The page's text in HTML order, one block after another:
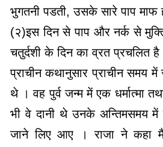
भुगतनी पडती, उसके सारे पाप माफ
(२)इस दिन से पाप और नर्क से
चतुर्दशी के दिन का व्रत प्रचलित
प्राचीन कथानुसार प्राचीन समय में
थे । वह पुर्व जन्म में एक धर्मात्मा
भी वे दानी थे उनके अन्तिमसमय
जाने लिए आए । राजा ने कहा मैं